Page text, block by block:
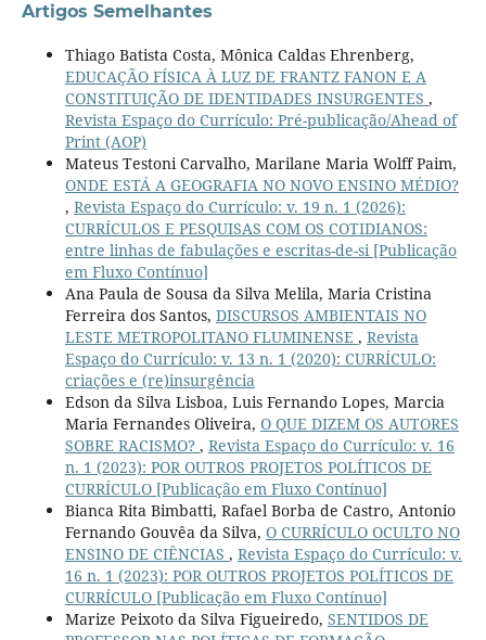
Artigos Semelhantes
Thiago Batista Costa, Mônica Caldas Ehrenberg,
EDUCAÇÃO FÍSICA À LUZ DE FRANTZ FANON E A
CONSTITUIÇÃO DE IDENTIDADES INSURGENTES ,
Revista Espaço do Currículo: Pré-publicação/Ahead of
Print (AOP)
Mateus Testoni Carvalho, Marilane Maria Wolff Paim,
ONDE ESTÁ A GEOGRAFIA NO NOVO ENSINO MÉDIO?
, Revista Espaço do Currículo: v. 19 n. 1 (2026):
CURRÍCULOS E PESQUISAS COM OS COTIDIANOS:
entre linhas de fabulações e escritas-de-si [Publicação
em Fluxo Contínuo]
Ana Paula de Sousa da Silva Melila, Maria Cristina
Ferreira dos Santos, DISCURSOS AMBIENTAIS NO
LESTE METROPOLITANO FLUMINENSE , Revista
Espaço do Currículo: v. 13 n. 1 (2020): CURRÍCULO:
criações e (re)insurgência
Edson da Silva Lisboa, Luis Fernando Lopes, Marcia
Maria Fernandes Oliveira, O QUE DIZEM OS AUTORES
SOBRE RACISMO? , Revista Espaço do Currículo: v. 16
n. 1 (2023): POR OUTROS PROJETOS POLÍTICOS DE
CURRÍCULO [Publicação em Fluxo Contínuo]
Bianca Rita Bimbatti, Rafael Borba de Castro, Antonio
Fernando Gouvêa da Silva, O CURRÍCULO OCULTO NO
ENSINO DE CIÊNCIAS , Revista Espaço do Currículo: v.
16 n. 1 (2023): POR OUTROS PROJETOS POLÍTICOS DE
CURRÍCULO [Publicação em Fluxo Contínuo]
Marize Peixoto da Silva Figueiredo, SENTIDOS DE